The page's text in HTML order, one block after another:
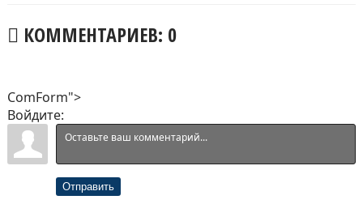
КОММЕНТАРИЕВ: 0
ComForm">
Войдите:
Отправить